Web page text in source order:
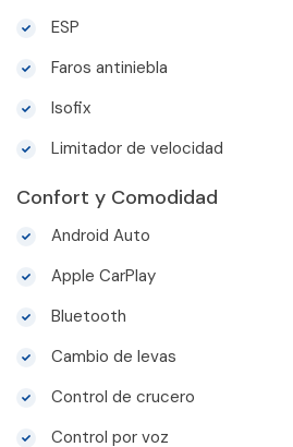
ESP
Faros antiniebla
Isofix
Limitador de velocidad
Confort y Comodidad
Android Auto
Apple CarPlay
Bluetooth
Cambio de levas
Control de crucero
Control por voz